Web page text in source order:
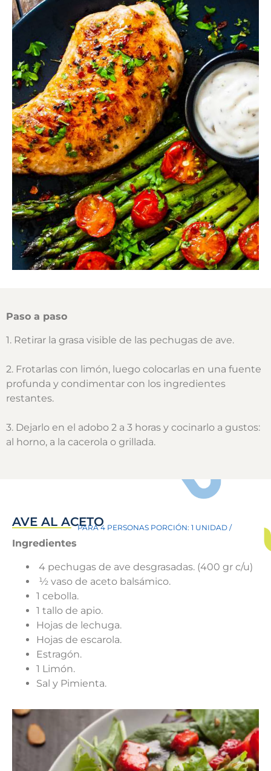
Paso a paso
1. Retirar la grasa visible de las pechugas de ave.
2. Frotarlas con limón, luego colocarlas en una fuente
profunda y condimentar con los ingredientes
restantes.
3. Dejarlo en el adobo 2 a 3 horas y cocinarlo a gustos:
al horno, a la cacerola o grillada.
AVE AL ACETOPARA 4 PERSONAS PORCIÓN: 1 UNIDAD /
Ingredientes
4 pechugas de ave desgrasadas. (400 gr c/u)
½ vaso de aceto balsámico.
1 cebolla.
1 tallo de apio.
Hojas de lechuga.
Hojas de escarola.
Estragón.
1 Limón.
Sal y Pimienta.